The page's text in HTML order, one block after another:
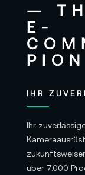
IHR
Ihr
über 7.000